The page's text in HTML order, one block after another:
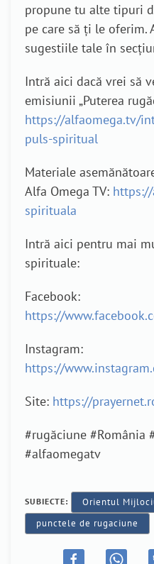
propune tu alte tipuri
pe care să ți le oferim.
sugestiile tale în
Intră aici dacă vrei să
emisiunii „Puterea
https://alfaomega.tv/
puls-spiritual
Materiale
Alfa Omega TV:
spirituala
Intră aici pentru mai
spirituale:
Facebook:
https://
Instagram:
https://
Site: https://
#rugăciune #România
#alfaomegatv
SUBIECTE: Orientul
punctele de rugaciune